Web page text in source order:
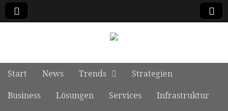
Main menu
Skip to content
Start News Trends
Strategien
Business
Lösungen Services
Infrastruktur